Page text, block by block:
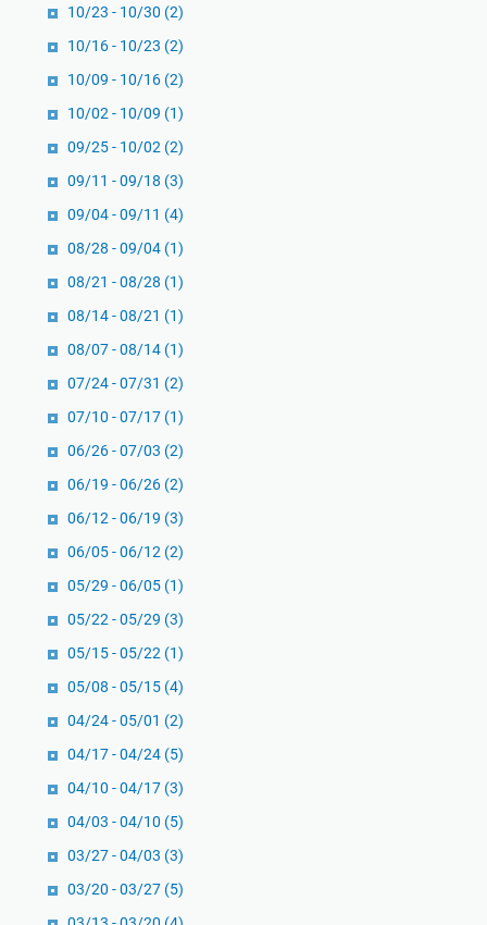
10/23 - 10/30 (2)
10/16 - 10/23 (2)
10/09 - 10/16 (2)
10/02 - 10/09 (1)
09/25 - 10/02 (2)
09/11 - 09/18 (3)
09/04 - 09/11 (4)
08/28 - 09/04 (1)
08/21 - 08/28 (1)
08/14 - 08/21 (1)
08/07 - 08/14 (1)
07/24 - 07/31 (2)
07/10 - 07/17 (1)
06/26 - 07/03 (2)
06/19 - 06/26 (2)
06/12 - 06/19 (3)
06/05 - 06/12 (2)
05/29 - 06/05 (1)
05/22 - 05/29 (3)
05/15 - 05/22 (1)
05/08 - 05/15 (4)
04/24 - 05/01 (2)
04/17 - 04/24 (5)
04/10 - 04/17 (3)
04/03 - 04/10 (5)
03/27 - 04/03 (3)
03/20 - 03/27 (5)